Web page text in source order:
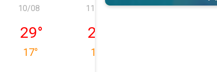
08
lunedì 10/08
10/08
29°
17°
11/08
27
16
12/08